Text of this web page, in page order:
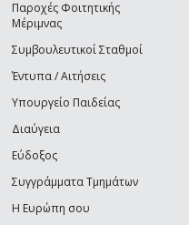
mail)
Παροχές Φοιτητικής
Μέριμνας
Συμβουλευτικοί Σταθμοί
Έντυπα / Αιτήσεις
Υπουργείο Παιδείας
Διαύγεια
Εύδοξος
Συγγράμματα Τμημάτων
Η Ευρώπη σου